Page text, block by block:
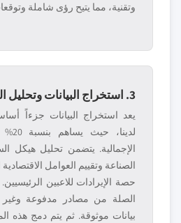
وتقنية، مما يتيح رؤى شاملة
3. استخراج البيانات وتحليل السوق
يعد استخراج البيانات جزءاً
الإجمالية. يتضمن تحليل هيكل
الصناعة وتقييم العوامل
حصة الإيرادات للاعبين
الصلة من مصادر مدفوعة وغير
بيانات موثوقة. ثم يتم دمج هذه